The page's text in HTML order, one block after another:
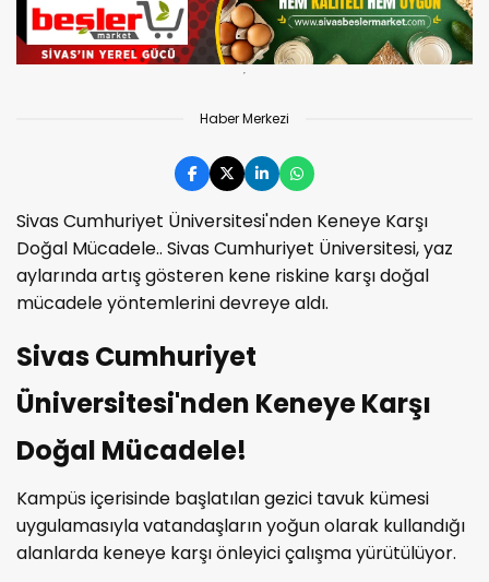
Haber Merkezi
Sivas Cumhuriyet Üniversitesi'nden Keneye Karşı
Doğal Mücadele.. Sivas Cumhuriyet Üniversitesi, yaz
aylarında artış gösteren kene riskine karşı doğal
mücadele yöntemlerini devreye aldı.
Sivas Cumhuriyet
Üniversitesi'nden Keneye Karşı
Doğal Mücadele!
Kampüs içerisinde başlatılan gezici tavuk kümesi
uygulamasıyla vatandaşların yoğun olarak kullandığı
alanlarda keneye karşı önleyici çalışma yürütülüyor.